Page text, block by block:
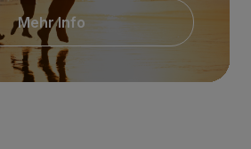
Mehr Info